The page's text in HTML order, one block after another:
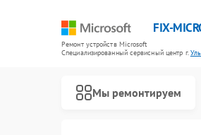
FIX-
Ремонт устройств Microsoft
Специализированный cервисный центр г.
Мы ремонтируем